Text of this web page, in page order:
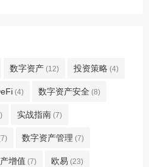
数字资产 (12) 投资策略 (4)
(4) 数字资产安全 (8)
实战指南 (7)
数字资产管理 (7)
增值 (7) 欧易 (23)